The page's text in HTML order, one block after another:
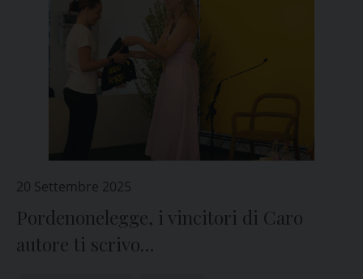
20 Settembre 2025
Pordenonelegge, i vincitori di Caro
autore ti scrivo…